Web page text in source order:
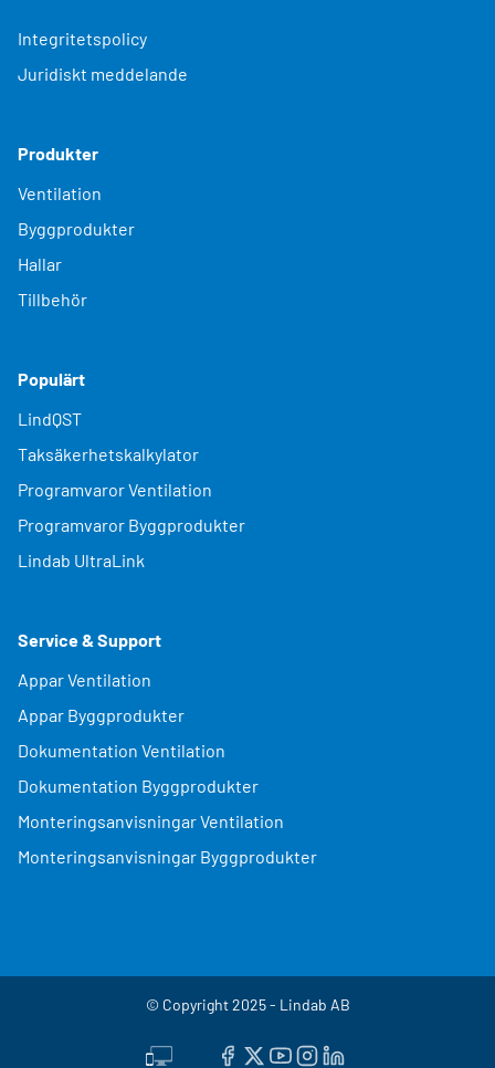
Integritetspolicy
Juridiskt meddelande
Produkter
Ventilation
Byggprodukter
Hallar
Tillbehör
Populärt
LindQST
Taksäkerhetskalkylator
Programvaror Ventilation
Programvaror Byggprodukter
Lindab UltraLink
Service & Support
Appar Ventilation
Appar Byggprodukter
Dokumentation Ventilation
Dokumentation Byggprodukter
Monteringsanvisningar Ventilation
Monteringsanvisningar Byggprodukter
© Copyright 2025 - Lindab AB